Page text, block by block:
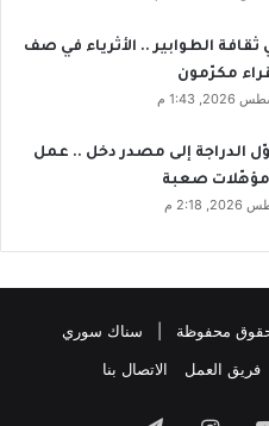
الطوابير .. الأثرياء في صف
مكرّمون
الدراجة إلى مصدر دخل .. عمل
مؤهّلات صعبة
فريق العمل الاتصال بنا